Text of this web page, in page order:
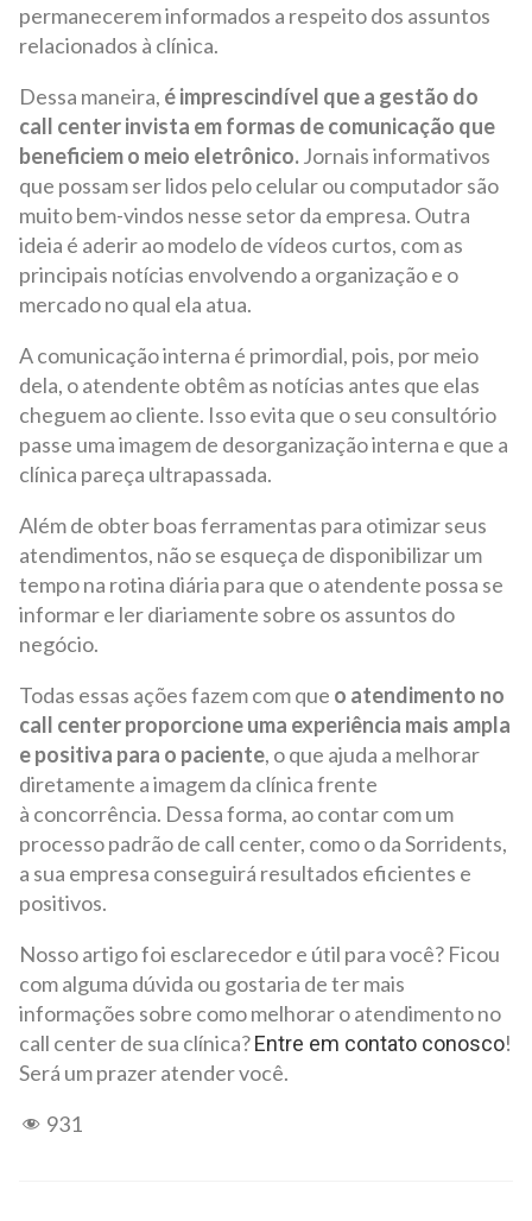
permanecerem informados a respeito dos assuntos
relacionados à clínica.
Dessa maneira, é imprescindível que a gestão do
call center invista em formas de comunicação que
beneficiem o meio eletrônico.Jornais informativos
que possam ser lidos pelo celular ou computador são
muito bem-vindos nesse setor da empresa. Outra
ideia é aderir ao modelo de vídeos curtos, com as
principais notícias envolvendo a organização e o
mercado no qual ela atua.
A comunicação interna é primordial, pois, por meio
dela, o atendente obtêm as notícias antes que elas
cheguem ao cliente. Isso evita que o seu consultório
passe uma imagem de desorganização interna e que a
clínica pareça ultrapassada.
Além de obter boas ferramentas para otimizar seus
atendimentos, não se esqueça de disponibilizar um
tempo na rotina diária para que o atendente possa se
informar e ler diariamente sobre os assuntos do
negócio.
Todas essas ações fazem com que o atendimento no
call center proporcione uma experiência mais ampla
e positiva para o paciente, o que ajuda a melhorar
diretamente a imagem da clínica frente
à concorrência. Dessa forma, ao contar com um
processo padrão de call center, como o da Sorridents,
a sua empresa conseguirá resultados eficientes e
positivos.
Nosso artigo foi esclarecedor e útil para você? Ficou
com alguma dúvida ou gostaria de ter mais
informações sobre como melhorar o atendimento no
call center de sua clínica?Entre em contato conosco!
Será um prazer atender você.
931